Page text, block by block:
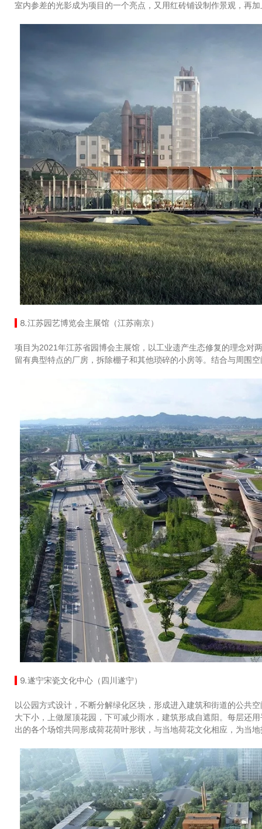
室内参差的光影成为项目的一个亮点，又用红砖铺设制作景观，再
⒏江苏园艺博览会主展馆（江苏南京）
项目为2021年江苏省园博会主展馆，以工业遗产生态修复的理念对
留有典型特点的厂房，拆除棚子和其他琐碎的小房等。结合与周围
⒐遂宁宋瓷文化中心（四川遂宁）
以公园方式设计，不断分解绿化区块，形成进入建筑和街道的公共
大下小，上做屋顶花园，下可减少雨水，建筑形成自遮阳。每层还
出的各个场馆共同形成荷花荷叶形状，与当地荷花文化相应，为当